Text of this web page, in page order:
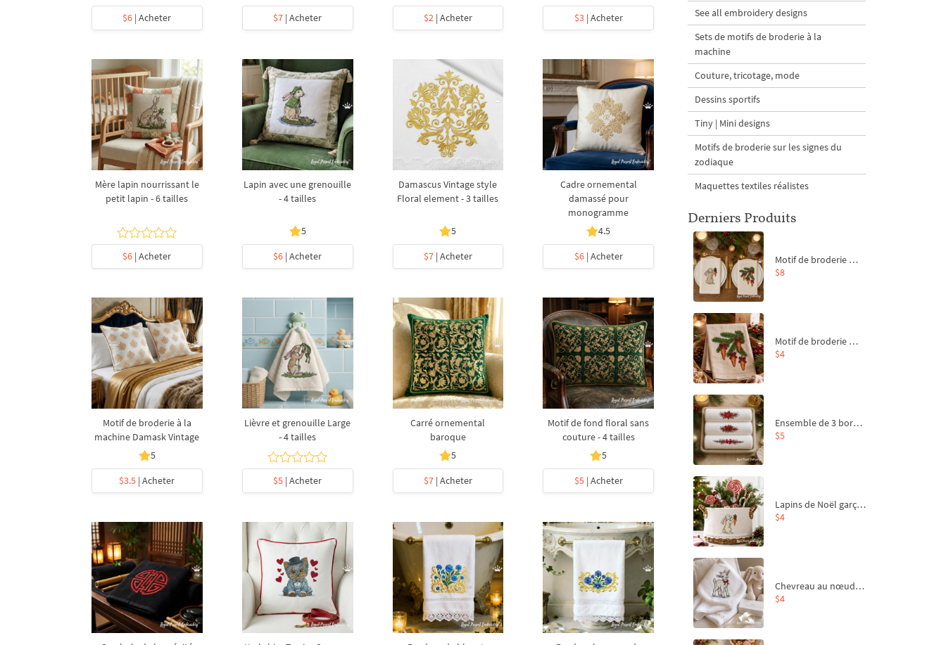
$6 | Acheter
$7 | Acheter $2| Acheter
$3| Acheter
Mère lapin nourrissant le
petit lapin - 6 tailles
$6 | Acheter
Lapin avec une grenouille
- 4 tailles
5
$6 | Acheter
Damascus Vintage style
Floral element - 3 tailles
5
$7| Acheter
Cadre ornemental
damassé pour
monogramme
4.5
$6| Acheter
Motif de broderie à la
machine Damask Vintage
5
$3.5 | Acheter
Lièvre et grenouille Large
- 4 tailles
$5 | Acheter
Carré ornemental
baroque
5
$7| Acheter
Motif de fond floral sans
couture - 4 tailles
5
$5| Acheter
See all embroidery designs
Sets de motifs de broderie à la
machine
Couture, tricotage, mode
Dessins sportifs
Tiny | Mini designs
Motifs de broderie sur les signes du
zodiaque
Maquettes textiles réalistes
Derniers Produits
Motif de broderie machine Branche de sapin et carottes - 4 tailles
$8
Motif de broderie machine Branche de sapin et carottes - 4 tailles
$4
Ensemble de 3 bordures de Noël pour broderie machine
$5
Lapins de Noël garçon et fille - 4 tailles
$4
Chevreau au nœud rouge – broderie machine, 4 tailles
$4